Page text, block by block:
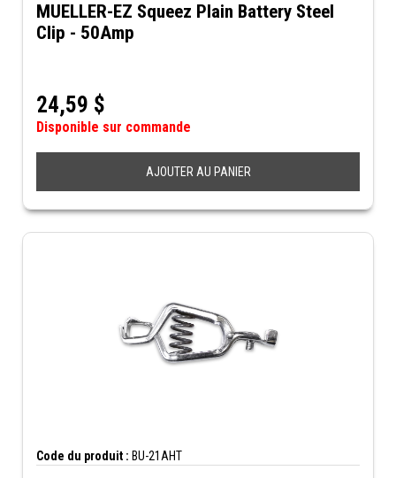
MUELLER-EZ Squeez Plain Battery Steel
Clip - 50Amp
24,59 $
Disponible sur commande
AJOUTER AU PANIER
Code du produit : BU-21AHT